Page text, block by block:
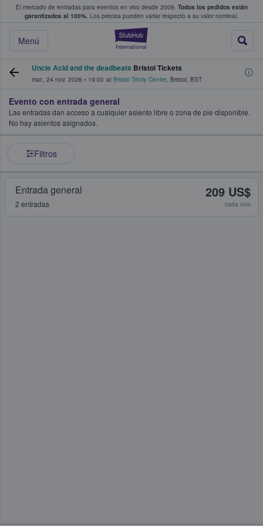
El mercado de entradas para eventos en vivo desde 2009. Todos los pedidos están
garantizados al 100%. Los precios pueden variar respecto a su valor nominal.
StubHub:
Menú
y venta de entradas entre fans
Uncle Acid and the deadbeats Bristol Tickets
mar., 24 nov. 2026 • 19:00 at Bristol Trinity Centre, Bristol, BST
Evento con entrada general
Las entradas dan acceso a cualquier asiento libre o zona de pie disponible.
No hay asientos asignados.
Filtros
Entrada general
2 entradas
209 US$
cada uno